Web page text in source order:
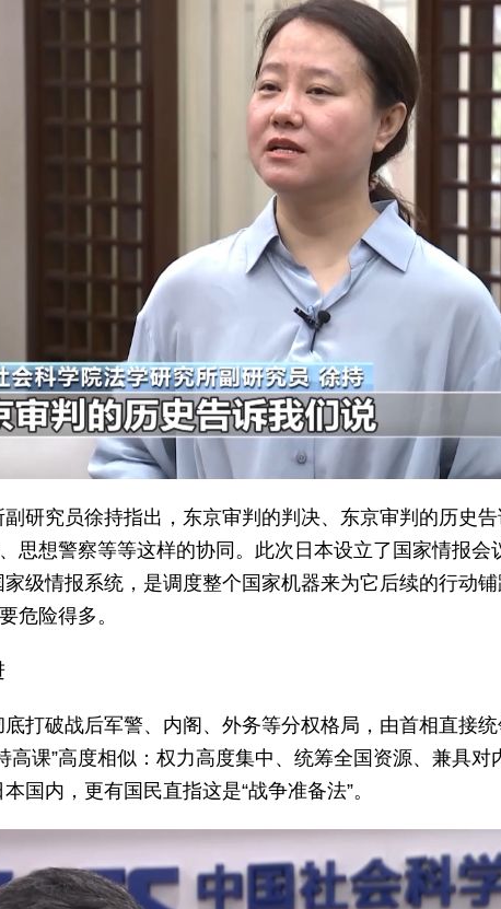
研究员徐持指出，东京审判的判决、东京审判的历史
思想警察等等这样的协同。此次日本设立了国家情报会
级情报系统，是调度整个国家机器来为它后续的行动
危险得多。
打破战后军警、内阁、外务等分权格局，由首相直接
高课”高度相似：权力高度集中、统筹全国资源、兼具对
国内，更有国民直指这是“战争准备法”。